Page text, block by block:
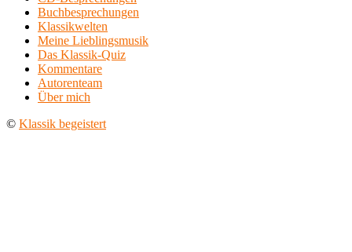
Buchbesprechungen
Klassikwelten
Meine Lieblingsmusik
Das Klassik-Quiz
Kommentare
Autorenteam
Über mich
© Klassik begeistert